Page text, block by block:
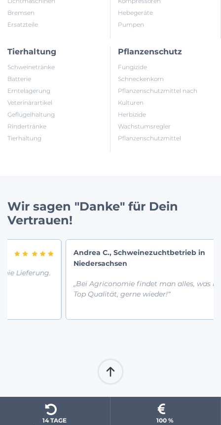
Bremsen
Ersatzteile
Hebegeräte
Pumpen
Tierhaltung
Schweinetränke
Batterie
Erntelagerung
Veterinärartikel
Geflügelhaltung
Rindertränke
Tierhaltung
Pflanzenschutz
Fungizide
Schneckenkorn
Pflanzenschutzmittel nach
Kulturen
Herbizide
Wachstumsregler
Pflanzenschutzmittel
Wir sagen "Danke" für Dein
Vertrauen!
Andrea C., Schweinezuchtbetrieb in
Niedersachsen
„Bei Agriconomie findet man alles, was man braucht.
Top Qualität, gerne wieder!“
14 TAGE
100 %